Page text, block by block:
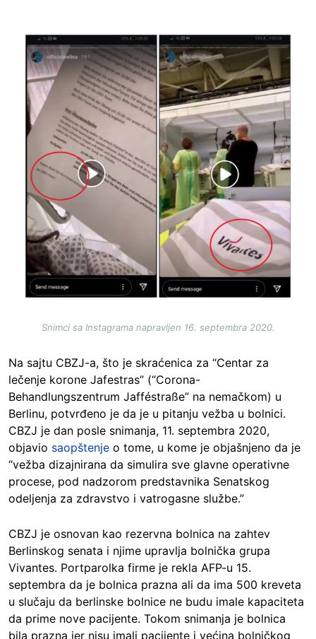
Image
Snimci sa Instagrama napravljen 16. septembra 2020.
Na sajtu CBZJ-a, što je skraćenica za “Centar za
lečenje korone Jafestras” (“Corona-
Behandlungszentrum Jafféstraße” na nemačkom) u
Berlinu, potvrđeno je da je u pitanju vežba u bolnici.
CBZJ je dan posle snimanja, 11. septembra 2020,
objavio saopštenje o tome, u kome je objašnjeno da je
“vežba dizajnirana da simulira sve glavne operativne
procese, pod nadzorom predstavnika Senatskog
odeljenja za zdravstvo i vatrogasne službe.”
CBZJ je osnovan kao rezervna bolnica na zahtev
Berlinskog senata i njime upravlja bolnička grupa
Vivantes. Portparolka firme je rekla AFP-u 15.
septembra da je bolnica prazna ali da ima 500 kreveta
u slučaju da berlinske bolnice ne budu imale kapaciteta
da prime nove pacijente. Tokom snimanja je bolnica
bila prazna jer nisu imali pacijente i većina bolničkog